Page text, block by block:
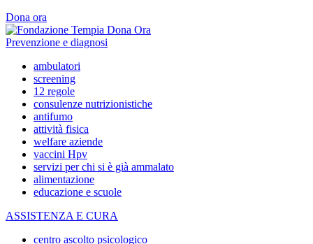
Dona ora
Prevenzione e diagnosi
ambulatori
screening
12 regole
consulenze nutrizionistiche
antifumo
attività fisica
welfare aziende
vaccini Hpv
servizi per chi si è già ammalato
alimentazione
educazione e scuole
ASSISTENZA E CURA
centro ascolto psicologico